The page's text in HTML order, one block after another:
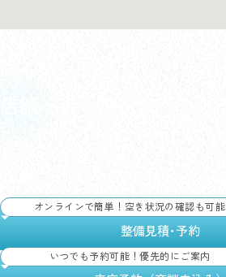
オンラインで簡単！空き状況の確認も可能
整備見積･予約
いつでも予約可能！優先的にご案内